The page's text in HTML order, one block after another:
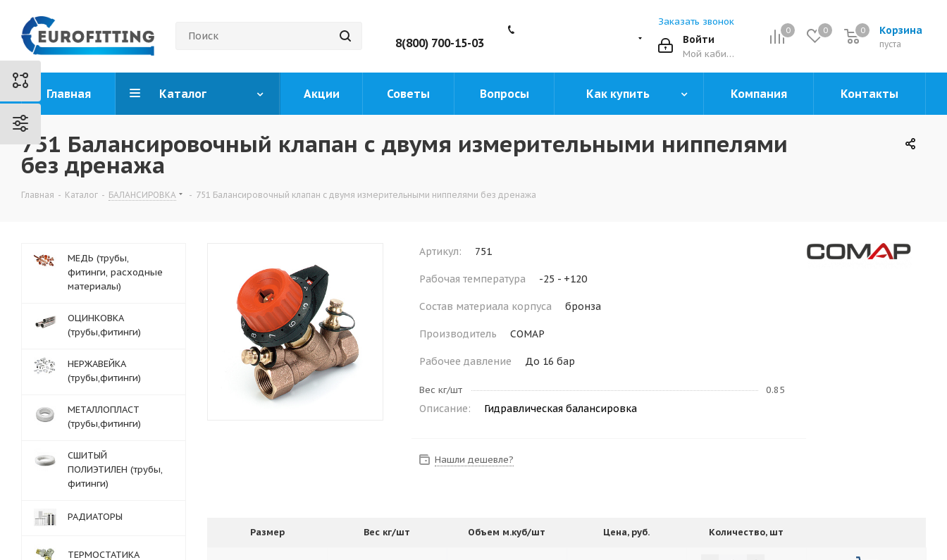
0 0 Корзина
0
пуста
0
Заказать звонок
Войти
Мой кабинет
8(800) 700-15-03
Главная Каталог Акции Советы Вопросы Как купить Компания Контакты
751 Балансировочный клапан с двумя измерительными ниппелями
без дренажа
Главная - Каталог - БАЛАНСИРОВКА - 751 Балансировочный клапан с двумя измерительными ниппелями без дренажа
Артикул: 751
Рабочая температура -25 - +120
Состав материала корпуса бронза
Производитель COMAP
Рабочее давление До 16 бар
Вес кг/шт 0.85
Описание: Гидравлическая балансировка
Нашли дешевле?
Размер Вес кг/шт Объем м.куб/шт Цена, руб. Количество, шт
МЕДЬ (трубы,
фитинги, расходные
материалы)
ОЦИНКОВКА
(трубы,фитинги)
НЕРЖАВЕЙКА
(трубы,фитинги)
МЕТАЛЛОПЛАСТ
(трубы,фитинги)
СШИТЫЙ
ПОЛИЭТИЛЕН (трубы,
фитинги)
РАДИАТОРЫ
ТЕРМОСТАТИКА